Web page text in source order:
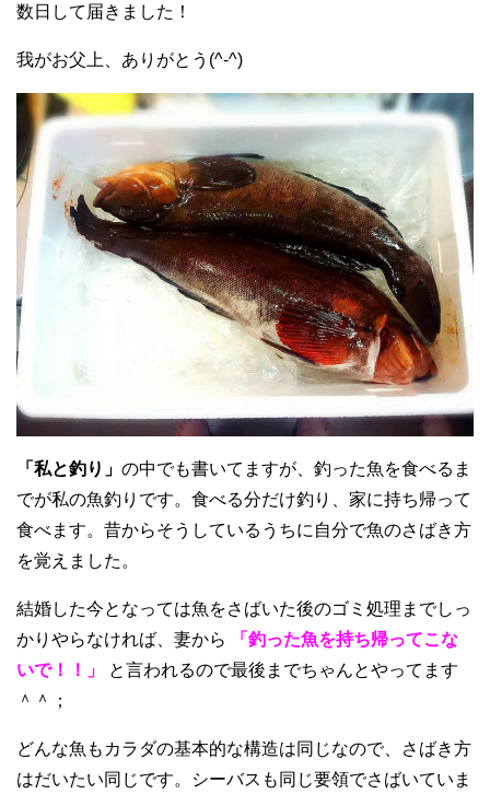
数日して届きました！
我がお父上、ありがとう(^-^)
「私と釣り」 の中でも書いてますが、釣った魚を食べるま
でが私の魚釣りです。食べる分だけ釣り、家に持ち帰って
食べます。昔からそうしているうちに自分で魚のさばき方
を覚えました。
結婚した今となっては魚をさばいた後のゴミ処理までしっ
かりやらなければ、妻から
「釣った魚を持ち帰ってこな
いで！！」
と言われるので最後までちゃんとやってます
＾＾；
どんな魚もカラダの基本的な構造は同じなので、さばき方
はだいたい同じです。シーバスも同じ要領でさばいていま